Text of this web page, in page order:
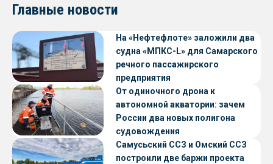
Главные новости
На «Нефтефлоте» заложили два
судна «МПКС-L» для Самарского
речного пассажирского
предприятия
От одиночного дрона к
автономной акватории: зачем
России два новых полигона
судовождения
Самусьский ССЗ и Омский ССЗ
построили две баржи проекта